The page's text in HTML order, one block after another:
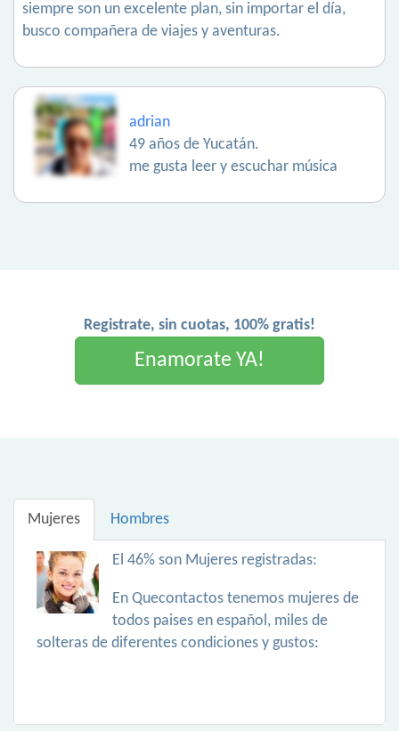
siempre son un excelente plan, sin importar el día,
busco compañera de viajes y aventuras.
adrian
49 años de Yucatán.
me gusta leer y escuchar música
Registrate, sin cuotas, 100% gratis!
Enamorate YA!
Mujeres Hombres
El 46% son Mujeres registradas:
En Quecontactos tenemos mujeres de
todos paises en español, miles de
solteras de diferentes condiciones y gustos: